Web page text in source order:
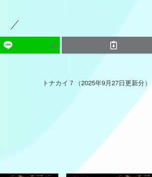
トナカイ７（2025年9月27日更新分）